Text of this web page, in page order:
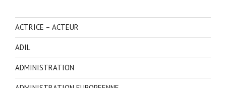
ACTRICE – ACTEUR
ADIL
ADMINISTRATION